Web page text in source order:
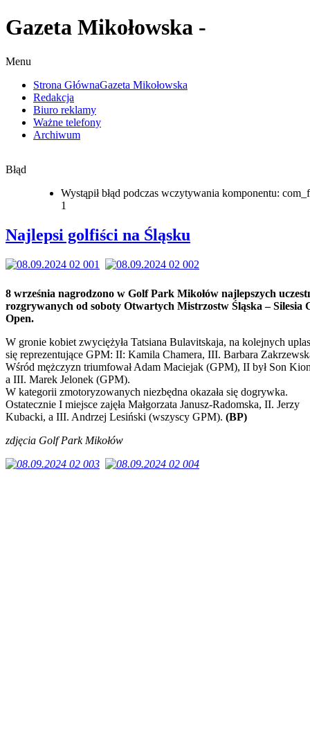
Gazeta Mikołowska -
Menu
Strona GłównaGazeta Mikołowska
Redakcja
Biuro reklamy
Ważne telefony
Archiwum
Błąd
Wystąpił błąd podczas wczytywania komponentu:
1
Najlepsi golfiści na Śląsku
8 września nagrodzono w Golf Park Mikołów najlepszych
rozgrywanych od soboty Otwartych Mistrzostw Śląska – Silesia
Open.
W gronie kobiet zwyciężyła Tatsiana Bulavitskaja, na kolejnych
się reprezentujące GPM: II: Kamila Chamera, III. Barbara
Wśród mężczyzn triumfował Adam Maciejak (GPM), II był Son
a III. Marek Jelonek (GPM).
W kategorii zmotoryzowanych niezbędna okazała się dogrywka.
Ostatecznie I miejsce zajęła Małgorzata Janusz-Radomska, II. Jerzy
Kubacki, a III. Andrzej Lesiński (wszyscy GPM). (BP)
zdjęcia Golf Park Mikołów